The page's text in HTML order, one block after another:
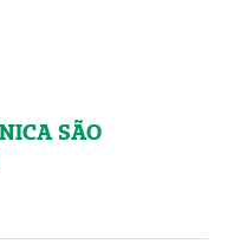
SÃO